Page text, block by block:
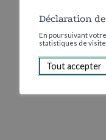
Déclaration
En poursuivant
statistiques de
Tout accepter